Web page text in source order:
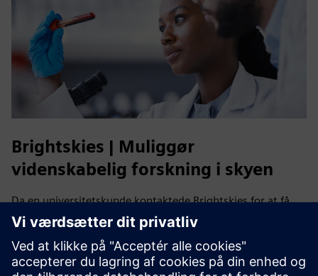
Brightskies | Muliggør
videnskabelig forskning i skyen
Da en universitetskunde kontaktede Brightskies for at få
hjælp til opsætning af kraftfulde computerressourcer i
skyen, udnyttede Brightskies sin dybe tekniske ekspertise
til at undersøge, teste og samarbejde med Siemens Digital
Industries Software om at implementere HPCworks Navops